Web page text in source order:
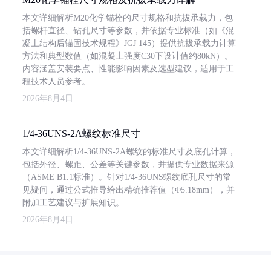
本文详细解析M20化学锚栓的尺寸规格和抗拔承载力，包
括螺杆直径、钻孔尺寸等参数，并依据专业标准（如《混
凝土结构后锚固技术规程》JGJ 145）提供抗拔承载力计算
方法和典型数值（如混凝土强度C30下设计值约80kN）。
内容涵盖安装要点、性能影响因素及选型建议，适用于工
程技术人员参考。
2026年8月4日
1/4-36UNS-2A螺纹标准尺寸
本文详细解析1/4-36UNS-2A螺纹的标准尺寸及底孔计算，
包括外径、螺距、公差等关键参数，并提供专业数据来源
（ASME B1.1标准）。针对1/4-36UNS螺纹底孔尺寸的常
见疑问，通过公式推导给出精确推荐值（Φ5.18mm），并
附加工艺建议与扩展知识。
2026年8月4日